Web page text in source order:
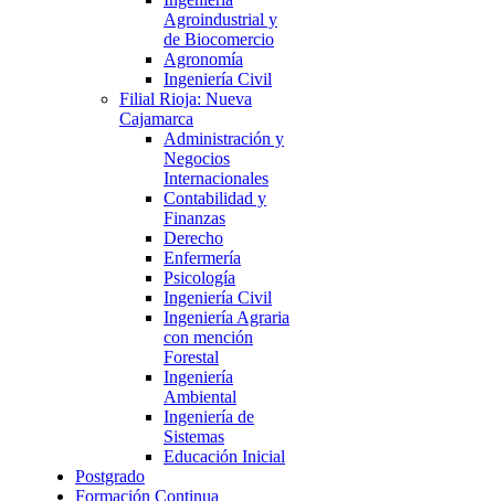
Agroindustrial y
de Biocomercio
Agronomía
Ingeniería Civil
Filial Rioja: Nueva
Cajamarca
Administración y
Negocios
Internacionales
Contabilidad y
Finanzas
Derecho
Enfermería
Psicología
Ingeniería Civil
Ingeniería Agraria
con mención
Forestal
Ingeniería
Ambiental
Ingeniería de
Sistemas
Educación Inicial
Postgrado
Formación Continua